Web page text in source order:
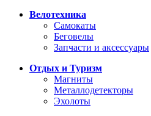
Велотехника
Самокаты
Беговелы
Запчасти и аксессуары
Отдых и Туризм
Магниты
Металлодетекторы
Эхолоты